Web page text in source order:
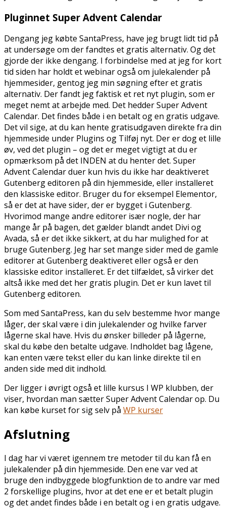
Pluginnet Super Advent Calendar
Dengang jeg købte SantaPress, have jeg brugt lidt tid på
at undersøge om der fandtes et gratis alternativ. Og det
gjorde der ikke dengang. I forbindelse med at jeg for kort
tid siden har holdt et webinar også om julekalender på
hjemmesider, gentog jeg min søgning efter et gratis
alternativ. Der fandt jeg faktisk et ret nyt plugin, som er
meget nemt at arbejde med. Det hedder Super Advent
Calendar. Det findes både i en betalt og en gratis udgave.
Det vil sige, at du kan hente gratisudgaven direkte fra din
hjemmeside under Plugins og Tilføj nyt. Der er dog et lille
øv, ved det plugin – og det er meget vigtigt at du er
opmærksom på det INDEN at du henter det. Super
Advent Calendar duer kun hvis du ikke har deaktiveret
Gutenberg editoren på din hjemmeside, eller installeret
den klassiske editor. Bruger du for eksempel Elementor,
så er det at have sider, der er bygget i Gutenberg.
Hvorimod mange andre editorer især nogle, der har
mange år på bagen, det gælder blandt andet Divi og
Avada, så er det ikke sikkert, at du har mulighed for at
bruge Gutenberg. Jeg har set mange sider med de gamle
editorer at Gutenberg deaktiveret eller også er den
klassiske editor installeret. Er det tilfældet, så virker det
altså ikke med det her gratis plugin. Det er kun lavet til
Gutenberg editoren.
Som med SantaPress, kan du selv bestemme hvor mange
låger, der skal være i din julekalender og hvilke farver
lågerne skal have. Hvis du ønsker billeder på lågerne,
skal du købe den betalte udgave. Indholdet bag lågene,
kan enten være tekst eller du kan linke direkte til en
anden side med dit indhold.
Der ligger i øvrigt også et lille kursus I WP klubben, der
viser, hvordan man sætter Super Advent Calendar op. Du
kan købe kurset for sig selv på WP kurser
Afslutning
I dag har vi været igennem tre metoder til du kan få en
julekalender på din hjemmeside. Den ene var ved at
bruge den indbyggede blogfunktion de to andre var med
2 forskellige plugins, hvor at det ene er et betalt plugin
og det andet findes både i en betalt og i en gratis udgave.